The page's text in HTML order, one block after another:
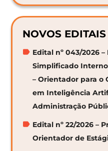
NOVOS EDITAIS
Edital nº 043/2026
Simplificado
– Orientador para o
em Inteligência
Administração
Edital nº 22/2026 –
Orientador de